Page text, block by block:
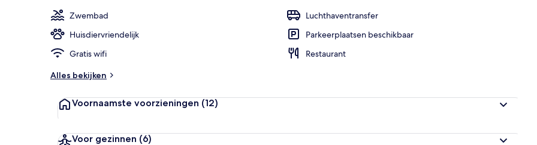
Zwembad
Luchthaventransfer
Huisdiervriendelijk
Parkeerplaatsen beschikbaar
Gratis wifi
Restaurant
Alles bekijken
Voornaamste voorzieningen (12)
Voor gezinnen (6)